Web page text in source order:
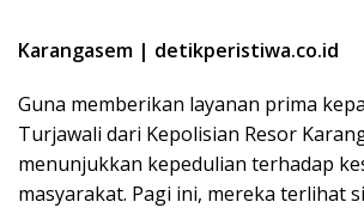
Karangasem | detikperistiwa.co.id
Guna memberikan layanan prima
Turjawali dari Kepolisian Resor
menunjukkan kepedulian terhadap
masyarakat. Pagi ini, mereka terlihat